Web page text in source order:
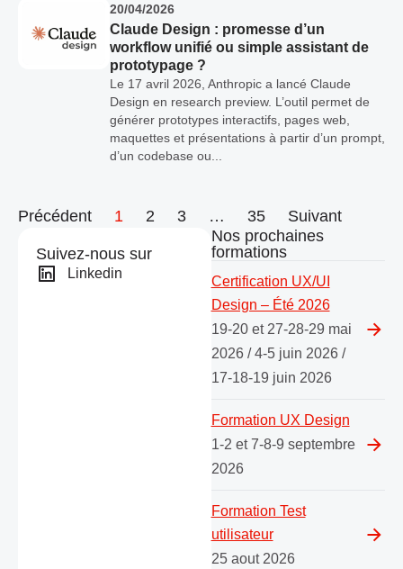
20/04/2026
Claude Design : promesse d’un
workflow unifié ou simple assistant de
prototypage ?
Le 17 avril 2026, Anthropic a lancé Claude
Design en research preview. L’outil permet de
générer prototypes interactifs, pages web,
maquettes et présentations à partir d’un prompt,
d’un codebase ou...
Précédent 1 2 3 … 35 Suivant
Suivez-nous sur
Linkedin
Nos prochaines
formations
Certification UX/UI
Design – Été 2026
19-20 et 27-28-29 mai
2026 / 4-5 juin 2026 /
17-18-19 juin 2026
Formation UX Design
1-2 et 7-8-9 septembre
2026
Formation Test
utilisateur
25 aout 2026